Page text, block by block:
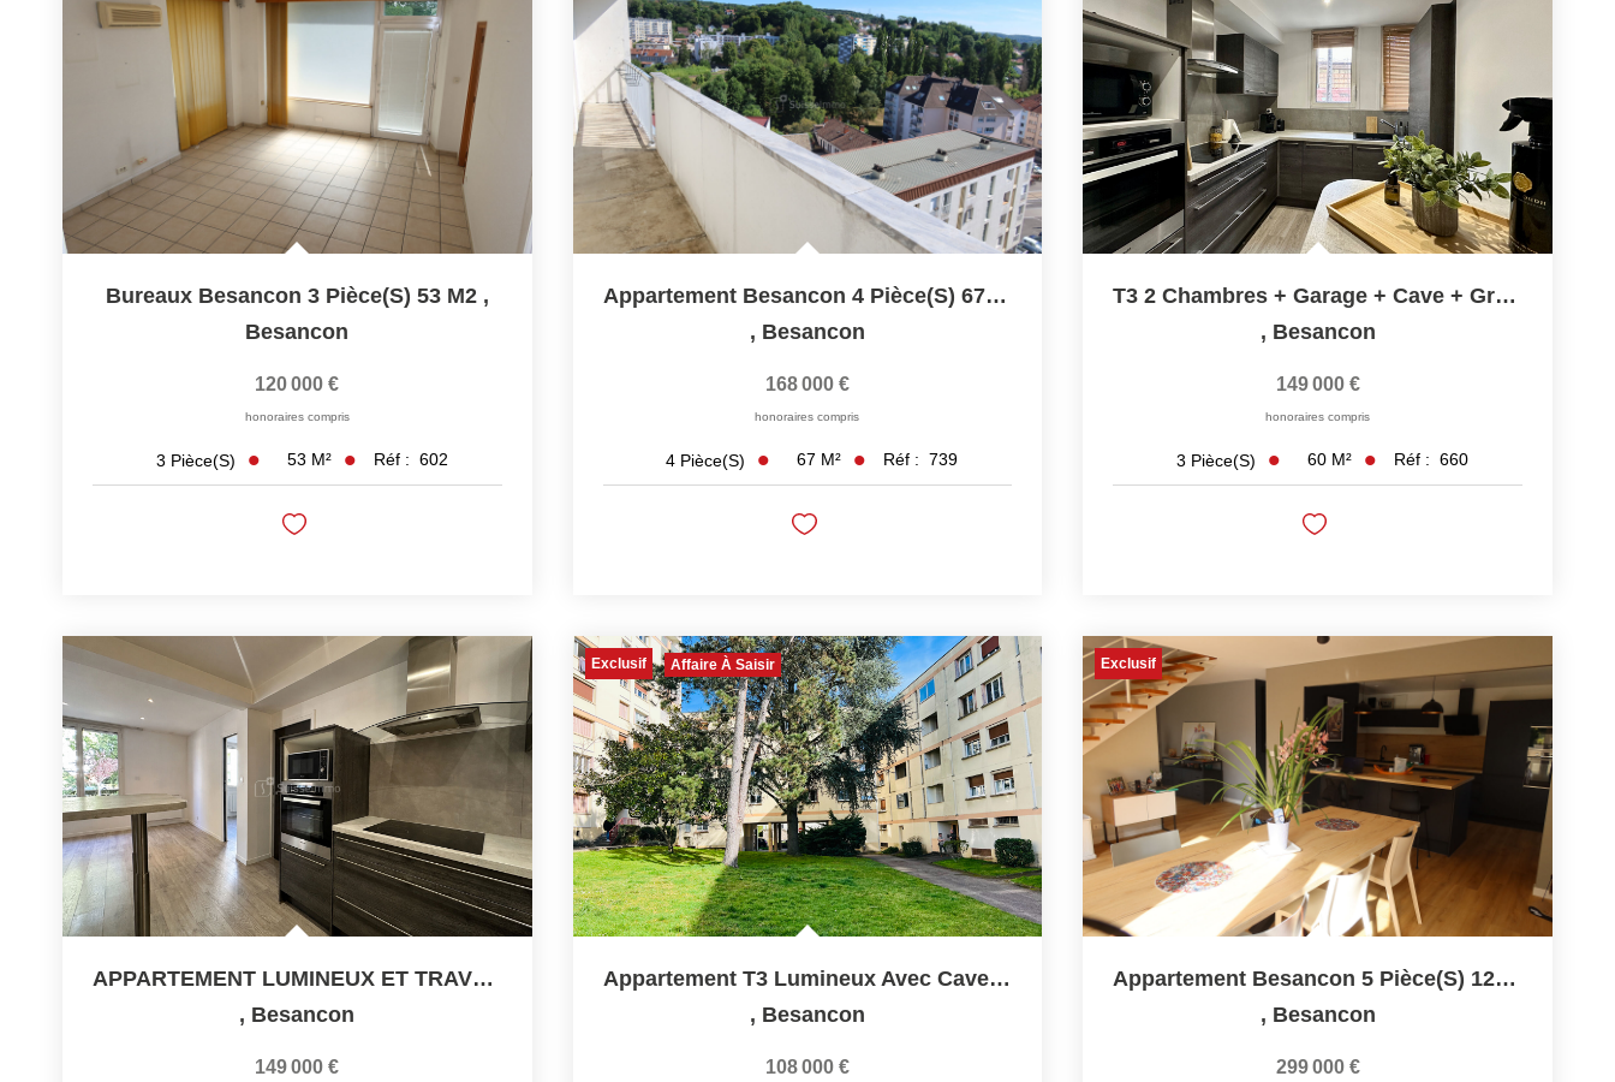
Bureaux Besancon 3 Pièce(s) 53 M2 ,
Besancon
120 000 €
honoraires compris
3 Pièce(s) 53 M² Réf : 602
Appartement Besancon 4 Pièce(s) 67 M2
, Besancon
168 000 €
honoraires compris
4 Pièce(s) 67 M² Réf : 739
T3 2 Chambres + Garage + Cave + Grenier. Lumineux ...
, Besancon
149 000 €
honoraires compris
3 Pièce(s) 60 M² Réf : 660
APPARTEMENT LUMINEUX ET TRAVERSANT AVEC GARAGE -...
, Besancon
149 000 €
Exclusif Affaire À Saisir
Appartement T3 Lumineux Avec Cave Et Garage
, Besancon
108 000 €
Exclusif
Appartement Besancon 5 Pièce(s) 127 M2
, Besancon
299 000 €